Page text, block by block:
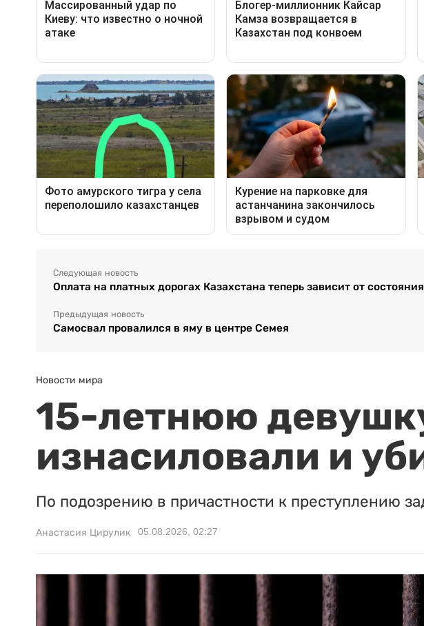
Следующая новость
Оплата на платных дорогах Казахстана теперь зависит от
Предыдущая новость
Самосвал провалился в яму в центре Семея
Новости мира
15-летнюю
изнасиловали и
По подозрению в причастности к преступлению
Анастасия Цирулик 05.08.2026, 02:27